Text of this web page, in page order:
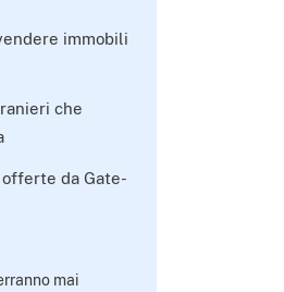
immobili
che
da Gate-
mai